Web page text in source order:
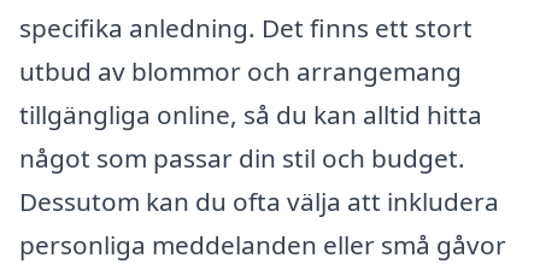
specifika anledning. Det finns ett stort
utbud av blommor och arrangemang
tillgängliga online, så du kan alltid hitta
något som passar din stil och budget.
Dessutom kan du ofta välja att inkludera
personliga meddelanden eller små gåvor